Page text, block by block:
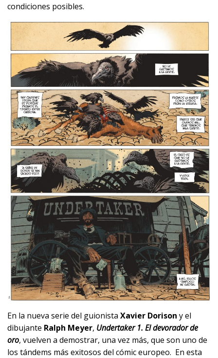
condiciones posibles.
En la nueva serie del guionista Xavier Dorison y el
dibujante Ralph Meyer, Undertaker 1. El devorador de
oro, vuelven a demostrar, una vez más, que son uno de
los tándems más exitosos del cómic europeo. En esta